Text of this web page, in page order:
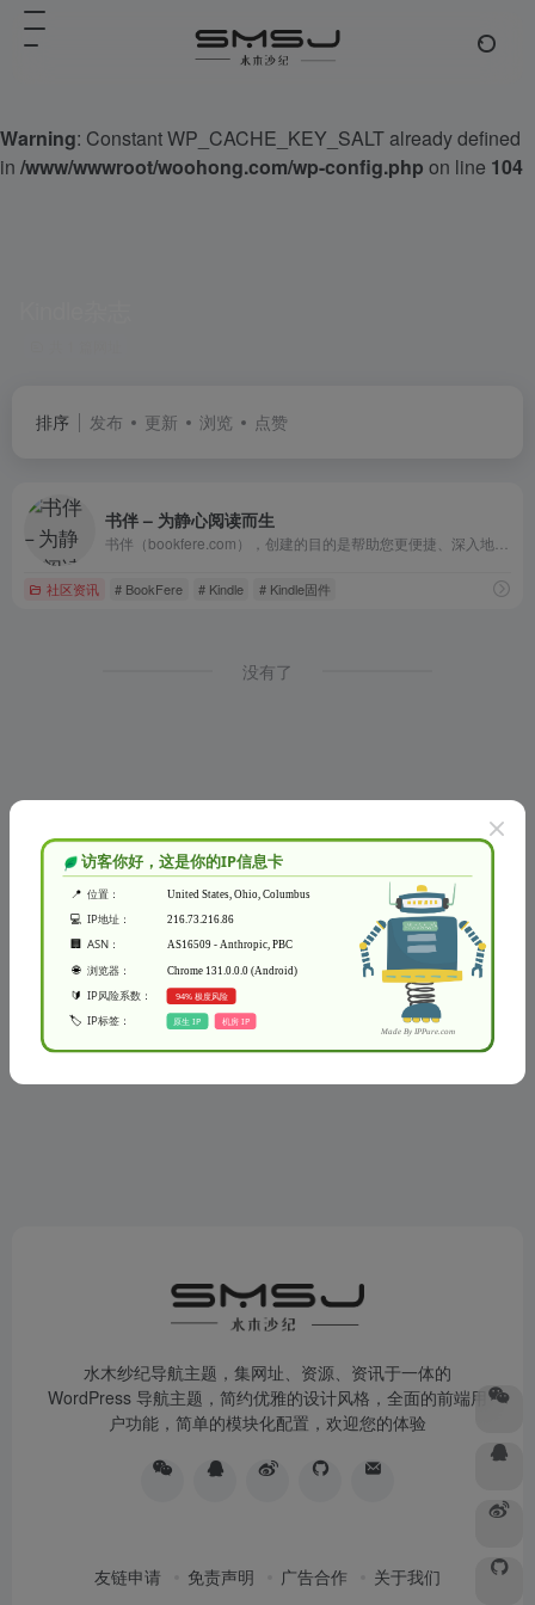
Warning: Constant WP_CACHE_KEY_SALT already defined
in /www/wwwroot/woohong.com/wp-config.php on line 104
排序 发布 更新 浏览 点赞
书伴 – 为静心阅读而生
社区资讯 # BookFere # Kindle # Kindle固件
没有了
水木纱纪导航主题，集网址、资源、资讯于一体的
WordPress 导航主题，简约优雅的设计风格，全面的前端用
户功能，简单的模块化配置，欢迎您的体验
友链申请 免责声明 广告合作 关于我们